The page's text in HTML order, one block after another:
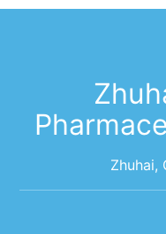
Zhuhai,